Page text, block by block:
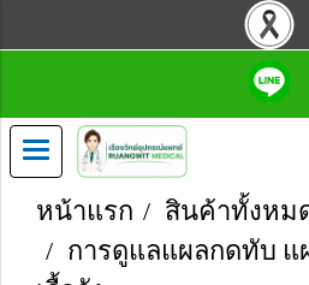
หน้าแรก
สินค้าทั้งหม
การดูแลแผลกดทับ แ